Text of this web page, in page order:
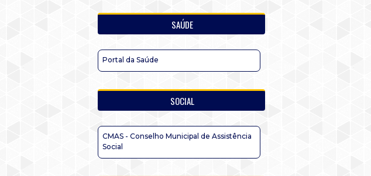
SAÚDE
Portal da Saúde
SOCIAL
CMAS - Conselho Municipal de Assistência
Social